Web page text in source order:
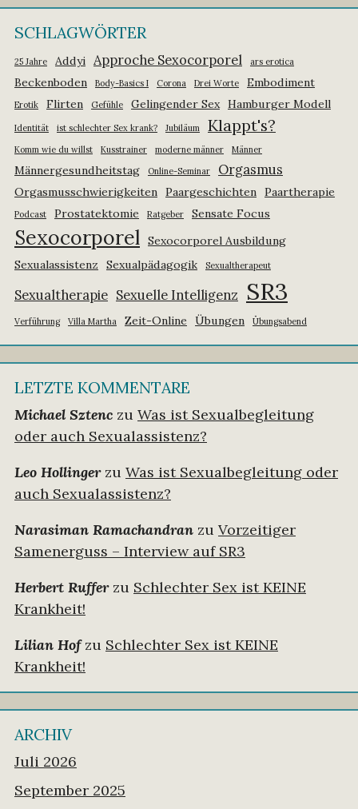
SCHLAGWÖRTER
25 Jahre Addyi Approche Sexocorporel ars erotica
Beckenboden Body-Basics I Corona Drei Worte Embodiment
Erotik Flirten Gefühle Gelingender Sex Hamburger Modell
Identität ist schlechter Sex krank? Jubiläum Klappt's?
Komm wie du willst Kusstrainer moderne männer Männer
Männergesundheitstag Online-Seminar Orgasmus
Orgasmusschwierigkeiten Paargeschichten Paartherapie
Podcast Prostatektomie Ratgeber Sensate Focus
Sexocorporel Sexocorporel Ausbildung
Sexualassistenz
Sexualpädagogik Sexualtherapeut
Sexualtherapie Sexuelle Intelligenz SR3
Verführung Villa Martha Zeit-Online Übungen Übungsabend
LETZTE KOMMENTARE
Michael Sztenc zu Was ist Sexualbegleitung
oder auch Sexualassistenz?
Leo Hollingerzu Was ist Sexualbegleitung oder
auch Sexualassistenz?
Narasiman Ramachandran zu Vorzeitiger
Samenerguss – Interview auf SR3
Herbert Rufferzu Schlechter Sex ist KEINE
Krankheit!
Lilian Hofzu Schlechter Sex ist KEINE
Krankheit!
ARCHIV
Juli 2026
September 2025